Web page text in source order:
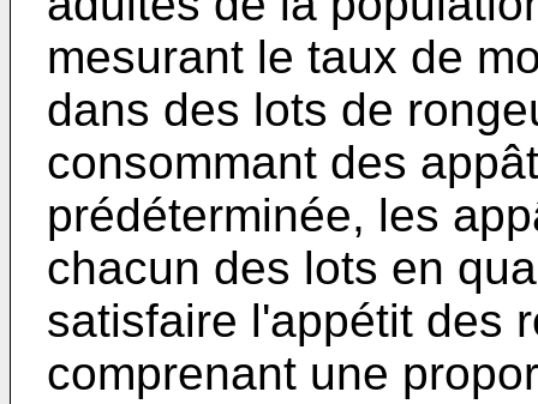
mesurant le taux de
dans des lots de
consommant des
prédéterminée, les
chacun des lots en
satisfaire l'appétit des
comprenant une